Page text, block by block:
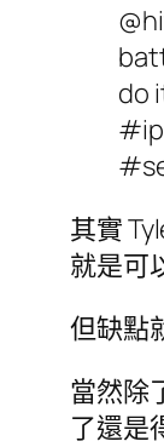
do
其實
就是可
但缺點
當然除
了還是